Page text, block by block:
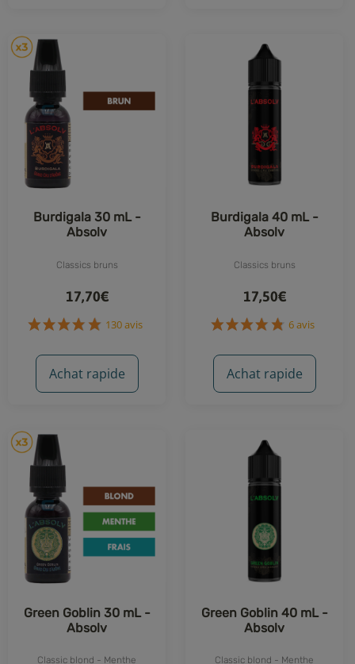
Burdigala 30 mL -
Absolv
Classics bruns
17,70€
130 avis
Achat rapide
Burdigala 40 mL -
Absolv
Classics bruns
17,50€
6 avis
Achat rapide
Green Goblin 30 mL -
Absolv
Classic blond - Menthe
Green Goblin 40 mL -
Absolv
Classic blond - Menthe